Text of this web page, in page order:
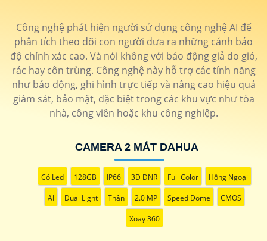
'
Công nghệ phát hiện người sử dụng công nghệ AI để
phân tích theo dõi con người đưa ra những cảnh báo
độ chính xác cao. Và nói không với báo động giả do gió,
rác hay côn trùng. Công nghệ này hỗ trợ các tính năng
như báo động, ghi hình trực tiếp và nâng cao hiệu quả
giám sát, bảo mật, đặc biệt trong các khu vực như tòa
nhà, công viên hoặc khu công nghiệp.
CAMERA 2 MẮT DAHUA
Có Led 128GB IP66 3D DNR Full Color Hồng Ngoại
AI Dual Light Thân 2.0 MP Speed Dome CMOS
Xoay 360